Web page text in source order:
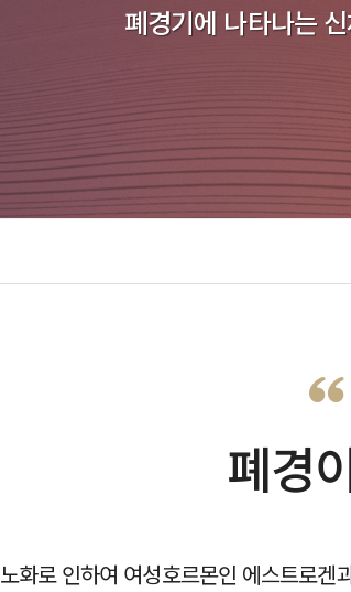
주산기관리
임신사례후기
폐경기에 나타나는
폐경
노화로 인하여 여성호르몬인 에스트로겐